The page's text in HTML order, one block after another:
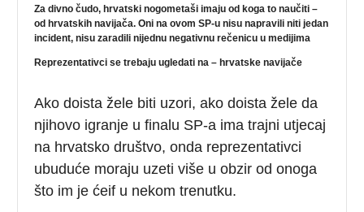
Za divno čudo, hrvatski nogometaši imaju od koga to naučiti –
od hrvatskih navijača. Oni na ovom SP-u nisu napravili niti jedan
incident, nisu zaradili nijednu negativnu rečenicu u medijima
Reprezentativci se trebaju ugledati na – hrvatske navijače
Ako doista žele biti uzori, ako doista žele da
njihovo igranje u finalu SP-a ima trajni utjecaj
na hrvatsko društvo, onda reprezentativci
ubuduće moraju uzeti više u obzir od onoga
što im je ćeif u nekom trenutku.